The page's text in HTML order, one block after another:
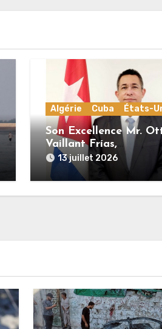
Algérie Cuba États-
Son Excellence Mr.
Vaillant Frías,
Ambassadeur de Cuba
France : « Cuba et
l’Algérie sont unies
une histoire commune
13 juillet 2026